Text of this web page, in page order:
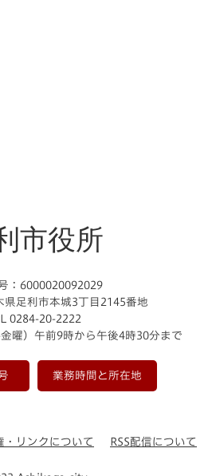
市役所
：6000020092029
県足利市本城3丁目2145番地
0284-20-2222
曜）午前9時から午後4時30分まで
業務時間と所在地
・リンクについて RSS配信について